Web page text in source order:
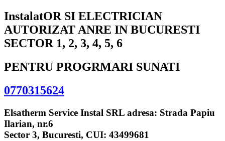
InstalatOR SI ELECTRICIAN
AUTORIZAT ANRE IN BUCURESTI
SECTOR 1, 2, 3, 4, 5, 6
PENTRU PROGRMARI SUNATI
0770315624
Elsatherm Service Instal SRL adresa: Strada Papiu
Ilarian, nr.6
Sector 3, Bucuresti, CUI: 43499681